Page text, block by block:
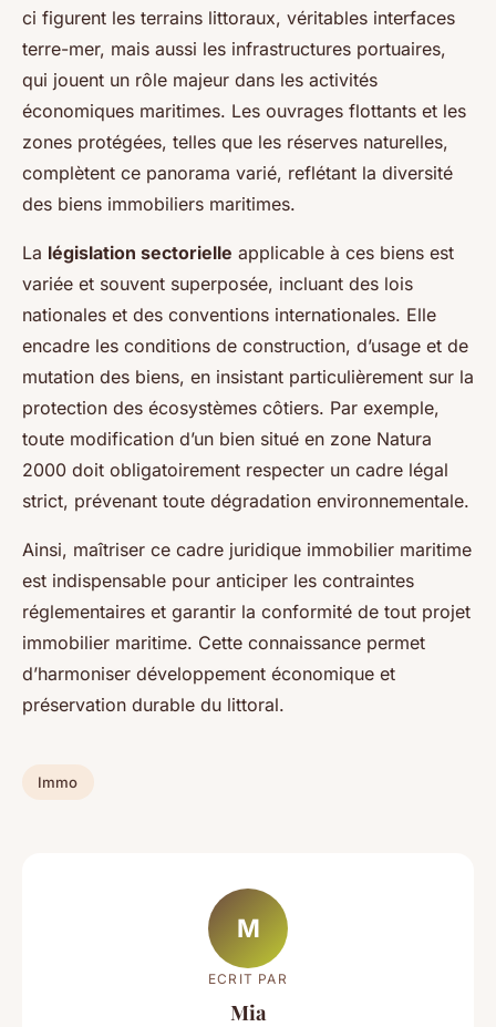
ci figurent les terrains littoraux, véritables interfaces
terre-mer, mais aussi les infrastructures portuaires,
qui jouent un rôle majeur dans les activités
économiques maritimes. Les ouvrages flottants et les
zones protégées, telles que les réserves naturelles,
complètent ce panorama varié, reflétant la diversité
des biens immobiliers maritimes.
La législation sectorielle applicable à ces biens est
variée et souvent superposée, incluant des lois
nationales et des conventions internationales. Elle
encadre les conditions de construction, d’usage et de
mutation des biens, en insistant particulièrement sur la
protection des écosystèmes côtiers. Par exemple,
toute modification d’un bien situé en zone Natura
2000 doit obligatoirement respecter un cadre légal
strict, prévenant toute dégradation environnementale.
Ainsi, maîtriser ce cadre juridique immobilier maritime
est indispensable pour anticiper les contraintes
réglementaires et garantir la conformité de tout projet
immobilier maritime. Cette connaissance permet
d’harmoniser développement économique et
préservation durable du littoral.
Immo
M
ECRIT PAR
Mia